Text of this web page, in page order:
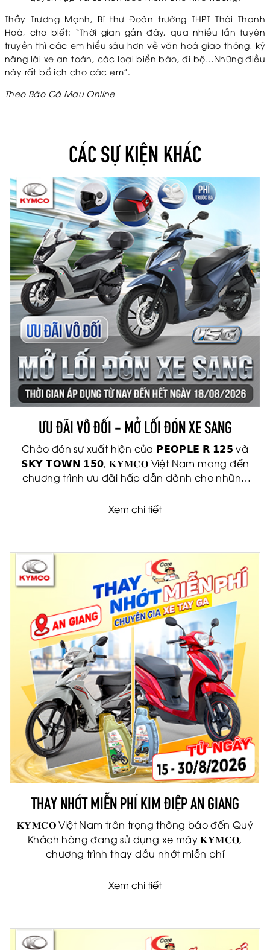
Thầy Trương Mạnh, Bí thư Đoàn trường THPT Thái Thanh
Hoà, cho biết: “Thời gian gần đây, qua nhiều lần tuyên
truyền thì các em hiểu sâu hơn về văn hoá giao thông, kỹ
năng lái xe an toàn, các loại biển báo, đi bộ…Những điều
này rất bổ ích cho các em”.
Theo Báo Cà Mau Online
CÁC SỰ KIỆN KHÁC
ƯU ĐÃI VÔ ĐỐI - MỞ LỐI ĐÓN XE SANG
Chào đón sự xuất hiện của 𝗣𝗘𝗢𝗣𝗟𝗘 𝗥 𝟭𝟮𝟱 và
𝗦𝗞𝗬 𝗧𝗢𝗪𝗡 𝟭𝟱𝟬, 𝐊𝐘𝐌𝐂𝐎 Việt Nam mang đến
chương trình ưu đãi hấp dẫn dành cho những
Xem chi tiết
THAY NHỚT MIỄN PHÍ KIM ĐIỆP AN GIANG
𝐊𝐘𝐌𝐂𝐎 Việt Nam trân trọng thông báo đến Quý
Khách hàng đang sử dụng xe máy 𝐊𝐘𝐌𝐂𝐎,
chương trình thay dầu nhớt miễn phí
Xem chi tiết